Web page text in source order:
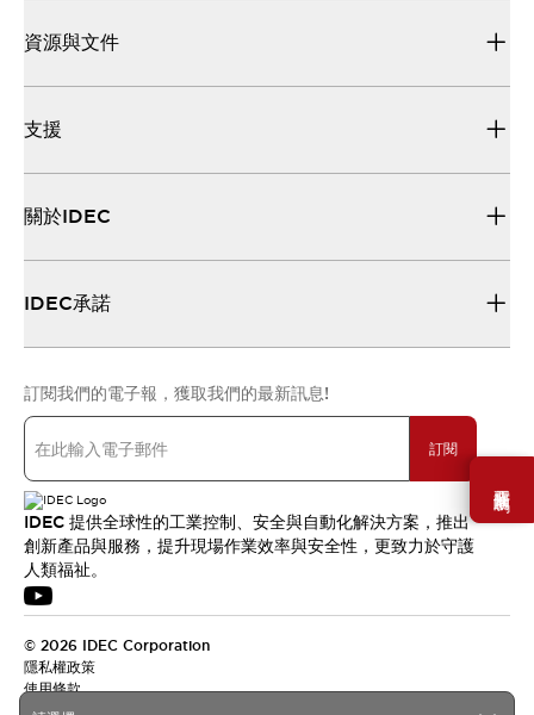
需要幫助嗎？
資源與文件
支援
關於IDEC
IDEC承諾
訂閱我們的電子報，獲取我們的最新訊息!
訂閱
IDEC 提供全球性的工業控制、安全與自動化解決方案，推出
創新產品與服務，提升現場作業效率與安全性，更致力於守護
人類福祉。
© 2026 IDEC Corporation
隱私權政策
使用條款